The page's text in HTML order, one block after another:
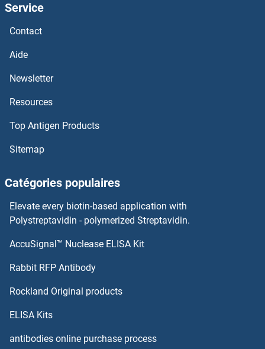
Cyclin-Dependent Kinase 15 Anticorps
Cyclin-Dependent Kinase 11A Anticorps
Cyclin Y-Like 1 Anticorps
Cyclin O Anticorps
CYP1A1/2 Anticorps
CYP1A2 Anticorps
Service
Contact
Aide
Newsletter
Resources
Top Antigen Products
Sitemap
Catégories populaires
Elevate every biotin-based application with
Polystreptavidin - polymerized Streptavidin.
AccuSignal™ Nuclease ELISA Kit
Rabbit RFP Antibody
Rockland Original products
ELISA Kits
antibodies online purchase process